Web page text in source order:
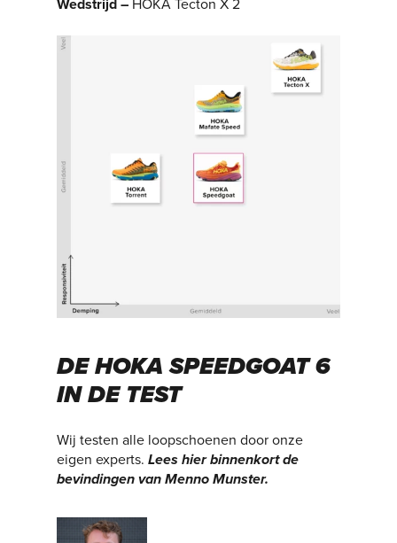
Wedstrijd – HOKA Tecton X 2
DE HOKA SPEEDGOAT 6
IN DE TEST
Wij testen alle loopschoenen door onze
eigen experts.Lees hier binnenkort de
bevindingen van Menno Munster.